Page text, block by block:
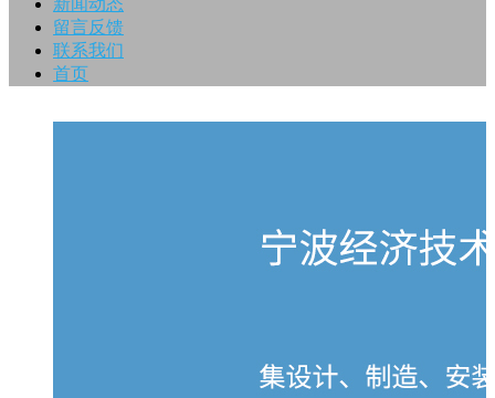
新闻动态
留言反馈
联系我们
首页